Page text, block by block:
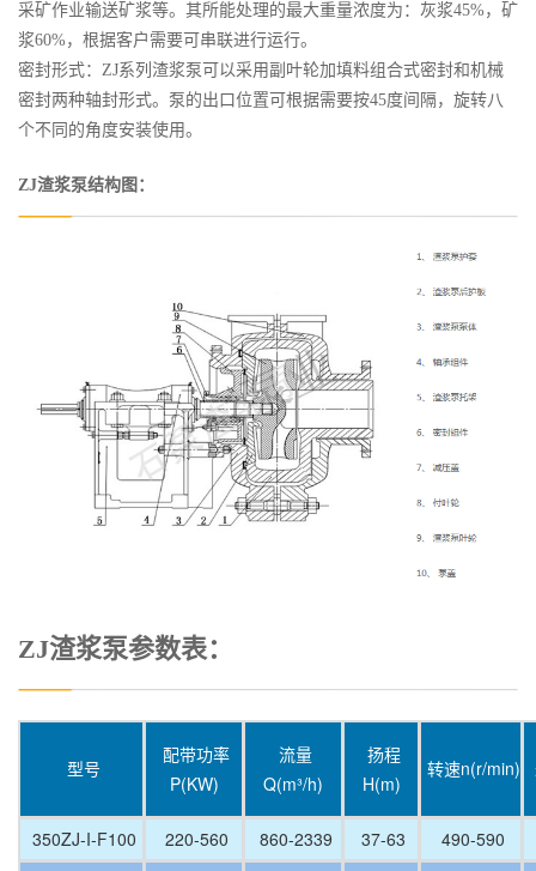
采矿作业输送矿浆等。其所能处理的最大重量浓度为：灰浆45%，矿
浆60%，根据客户需要可串联进行运行。
密封形式：ZJ系列渣浆泵可以采用副叶轮加填料组合式密封和机械
密封两种轴封形式。泵的出口位置可根据需要按45度间隔，旋转八
个不同的角度安装使用。
ZJ渣浆泵结构图：
ZJ渣浆泵参数表：
型号
配带功率
P(KW)
流量
Q(m³/h)
扬程
H(m)
转速n(r/min)
350ZJ-I-F100 220-560 860-2339 37-63
490-590